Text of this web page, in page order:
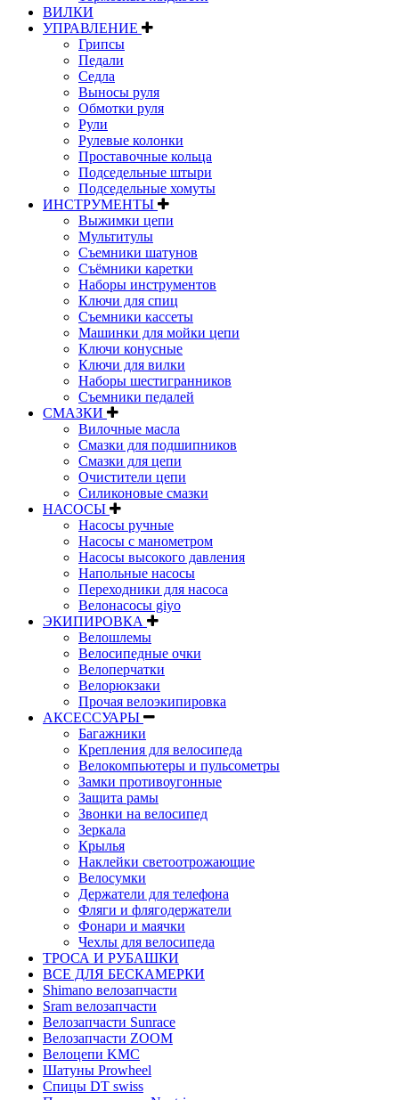
ВИЛКИ
УПРАВЛЕНИЕ
Грипсы
Педали
Седла
Выносы руля
Обмотки руля
Рули
Рулевые колонки
Проставочные кольца
Подседельные штыри
Подседельные хомуты
ИНСТРУМЕНТЫ
Выжимки цепи
Мультитулы
Съемники шатунов
Съёмники каретки
Наборы инструментов
Ключи для спиц
Съемники кассеты
Машинки для мойки цепи
Ключи конусные
Ключи для вилки
Наборы шестигранников
Съемники педалей
СМАЗКИ
Вилочные масла
Смазки для подшипников
Смазки для цепи
Очистители цепи
Силиконовые смазки
НАСОСЫ
Насосы ручные
Насосы с манометром
Насосы высокого давления
Напольные насосы
Переходники для насоса
Велонасосы giyo
ЭКИПИРОВКА
Велошлемы
Велосипедные очки
Велоперчатки
Велорюкзаки
Прочая велоэкипировка
АКСЕССУАРЫ
Багажники
Крепления для велосипеда
Велокомпьютеры и пульсометры
Замки противоугонные
Защита рамы
Звонки на велосипед
Зеркала
Крылья
Наклейки светоотрожающие
Велосумки
Держатели для телефона
Фляги и флягодержатели
Фонари и маячки
Чехлы для велосипеда
ТРОСА И РУБАШКИ
ВСЕ ДЛЯ БЕСКАМЕРКИ
Shimano велозапчасти
Sram велозапчасти
Велозапчасти Sunrace
Велозапчасти ZOOM
Велоцепи KMC
Шатуны Prowheel
Спицы DT swiss